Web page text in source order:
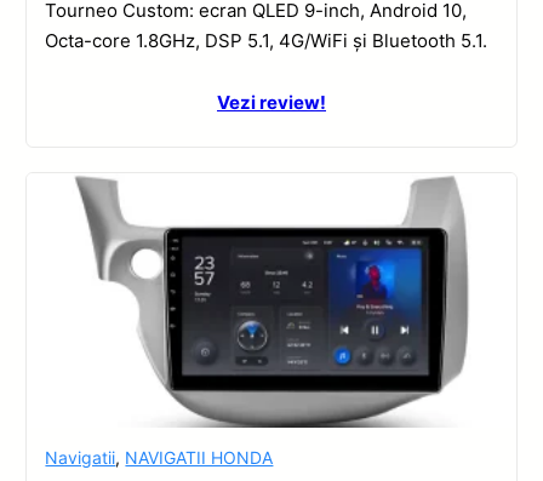
Tourneo Custom: ecran QLED 9-inch, Android 10,
Octa-core 1.8GHz, DSP 5.1, 4G/WiFi și Bluetooth 5.1.
Vezi review!
Navigatii, NAVIGATII HONDA